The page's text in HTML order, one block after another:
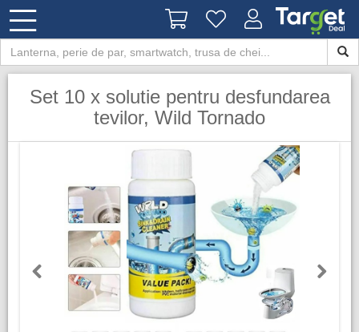
Set 10 x solutie pentru desfundarea
tevilor, Wild Tornado